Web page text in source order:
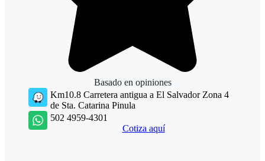
Basado en opiniones
Km10.8 Carretera antigua a El Salvador Zona 4
de Sta. Catarina Pinula
502 4959-4301
Cotiza aquí